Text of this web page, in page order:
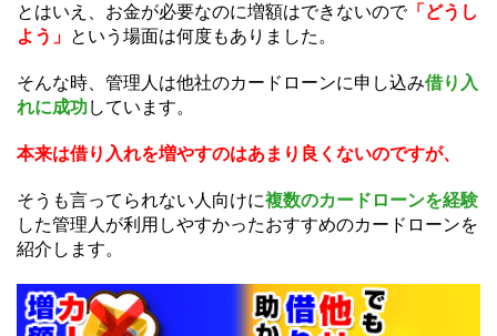
とはいえ、お金が必要なのに増額はできないので「どうし
よう」 という場面は何度もありました。
そんな時、管理人は他社のカードローンに申し込み借り入
れに成功しています。
本来は借り入れを増やすのはあまり良くないのですが、
そうも言ってられない人向けに複数のカードローンを経験
した管理人が利用しやすかったおすすめのカードローンを
紹介します。